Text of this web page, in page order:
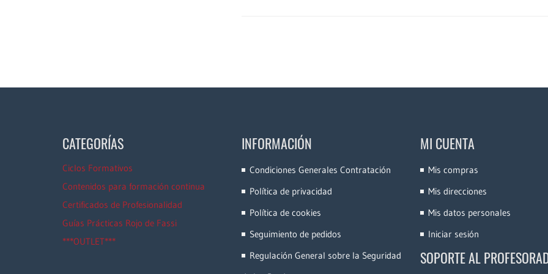
CATEGORÍAS
Ciclos Formativos
Contenidos para formación continua
Certificados de Profesionalidad
Guías Prácticas Rojo de Fassi
***OUTLET***
INFORMACIÓN
Condiciones Generales Contratación
Política de privacidad
Política de cookies
Seguimiento de pedidos
Regulación General sobre la Seguridad
MI CUENTA
Mis compras
Mis direcciones
Mis datos personales
Iniciar sesión
SOPORTE AL